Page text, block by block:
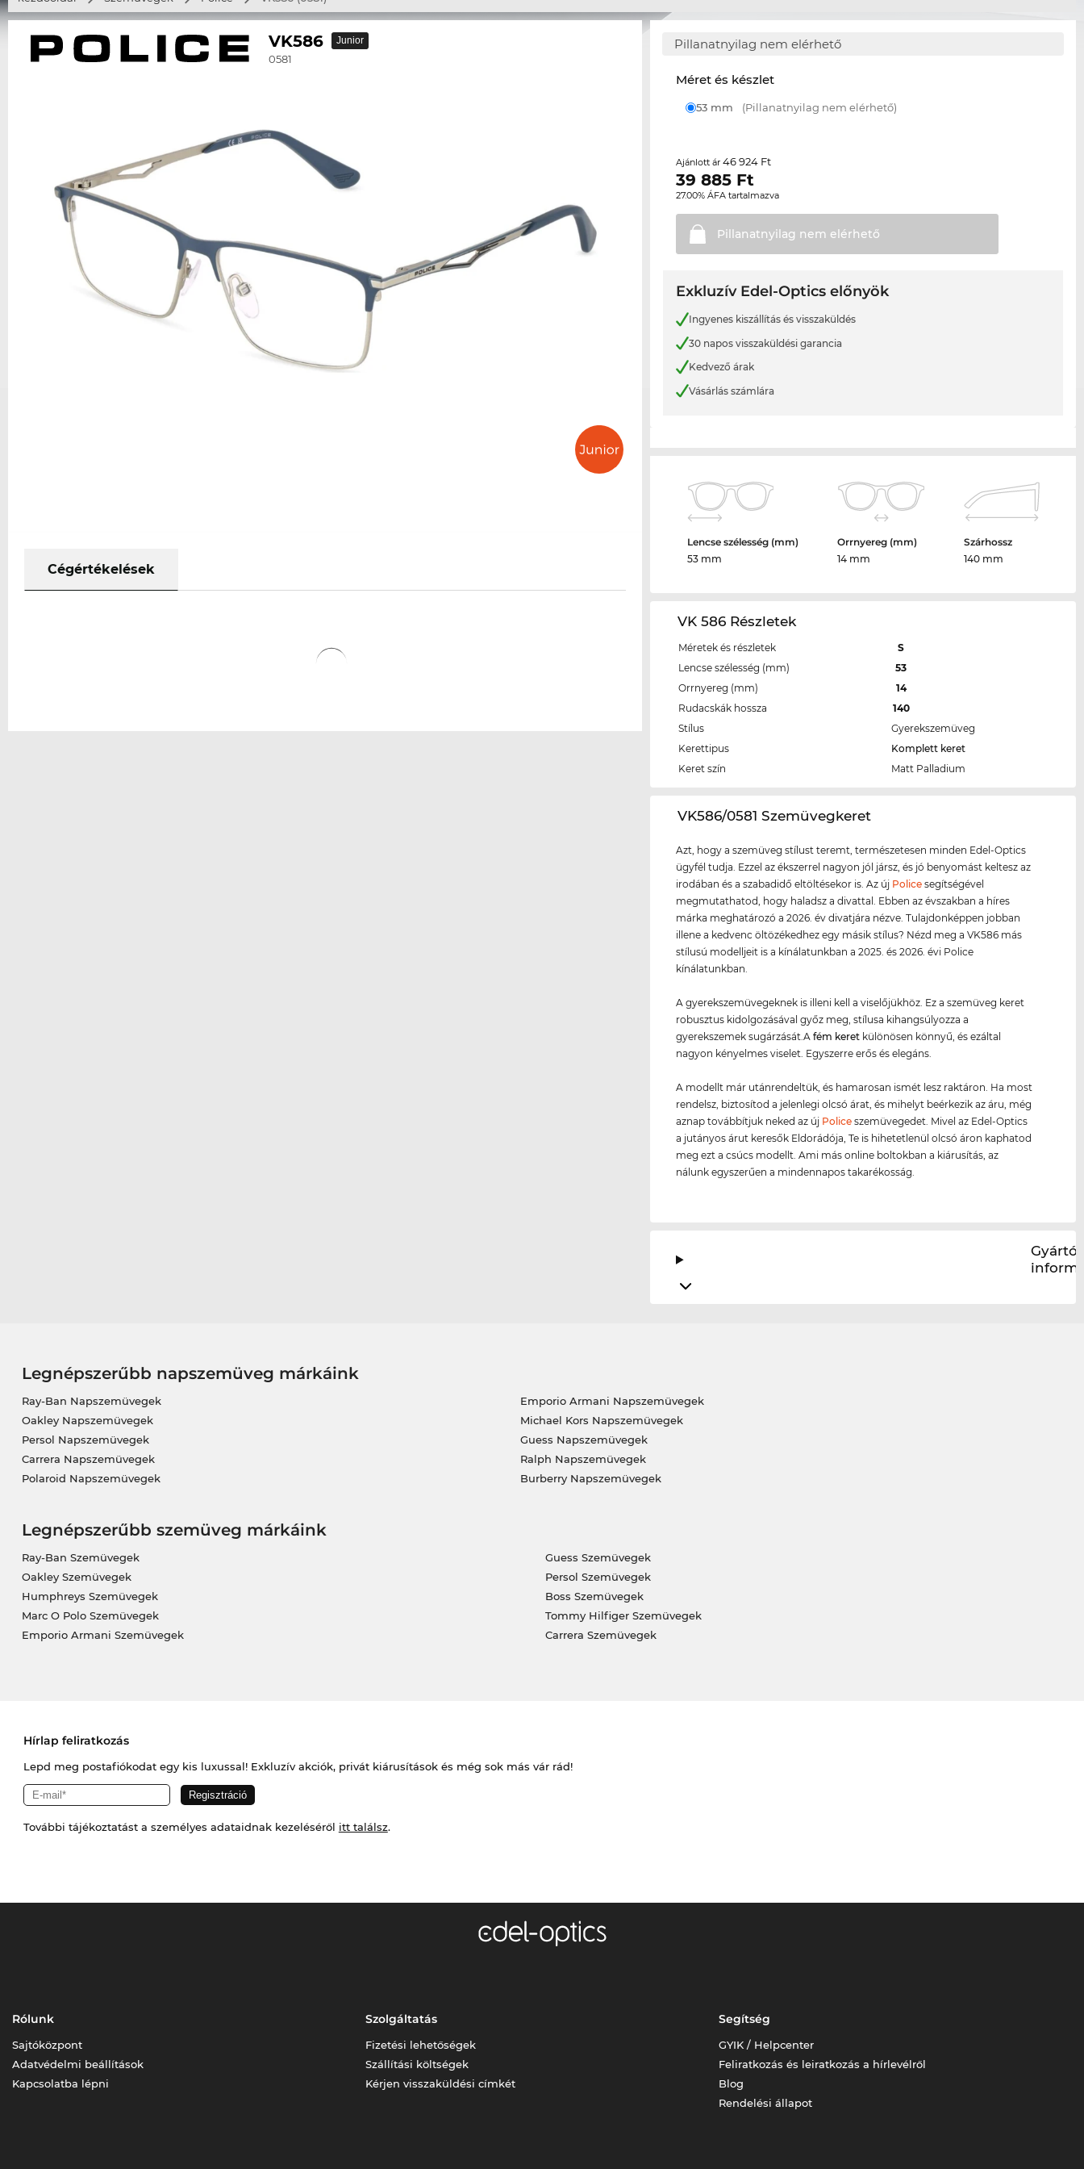
VK586
0581
Junior
Cégértékelések
Pillanatnyilag nem elérhető
Méret és készlet
53 mm (Pillanatnyilag nem elérhető)
Ajánlott ár46 924 Ft
39 885 Ft
27.00% ÁFA tartalmazva
Pillanatnyilag nem elérhető
Exkluzív Edel-Optics előnyök
Ingyenes kiszállítás és visszaküldés
30 napos visszaküldési garancia
Kedvező árak
Vásárlás számlára
Lencse szélesség (mm)
53 mm
Orrnyereg (mm)
14 mm
Szárhossz
140 mm
VK 586 Részletek
Méretek és részletek
S
Lencse szélesség (mm)
53
Orrnyereg (mm)
14
Rudacskák hossza
140
Stílus
Gyerekszemüveg
Kerettipus
Komplett keret
Keret szín
Matt Palladium
‌VK586/0581 Szemüvegkeret
Azt, hogy a szemüveg stílust teremt, természetesen minden Edel-Optics
ügyfél tudja. Ezzel az ékszerrel nagyon jól jársz, és jó benyomást keltesz az
irodában és a szabadidő eltöltésekor is. Az új Police segítségével
megmutathatod, hogy haladsz a divattal. Ebben az évszakban a híres
márka meghatározó a 2026. év divatjára nézve. Tulajdonképpen jobban
illene a kedvenc öltözékedhez egy másik stílus? Nézd meg a VK586 más
stílusú modelljeit is a kínálatunkban a 2025. és 2026. évi Police
kínálatunkban.
A gyerekszemüvegeknek is illeni kell a viselőjükhöz. Ez a szemüveg keret
robusztus kidolgozásával győz meg, stílusa kihangsúlyozza a
gyerekszemek sugárzását.Afém keret különösen könnyű, és ezáltal
nagyon kényelmes viselet. Egyszerre erős és elegáns.
A modellt már utánrendeltük, és hamarosan ismét lesz raktáron. Ha most
rendelsz, biztosítod a jelenlegi olcsó árat, és mihelyt beérkezik az áru, még
aznap továbbítjuk neked az új Police szemüvegedet. Mivel az Edel-Optics
a jutányos árut keresők Eldorádója, Te is hihetetlenül olcsó áron kaphatod
meg ezt a csúcs modellt. Ami más online boltokban a kiárusítás, az
nálunk egyszerűen a mindennapos takarékosság.
Gyártói
Legnépszerűbb napszemüveg márkáink
Ray-Ban Napszemüvegek
Oakley Napszemüvegek
Persol Napszemüvegek
Carrera Napszemüvegek
Polaroid Napszemüvegek
Emporio Armani Napszemüvegek
Michael Kors Napszemüvegek
Guess Napszemüvegek
Ralph Napszemüvegek
Burberry Napszemüvegek
Legnépszerűbb szemüveg márkáink
Ray-Ban Szemüvegek
Oakley Szemüvegek
Humphreys Szemüvegek
Marc O Polo Szemüvegek
Emporio Armani Szemüvegek
Guess Szemüvegek
Persol Szemüvegek
Boss Szemüvegek
Tommy Hilfiger Szemüvegek
Carrera Szemüvegek
Hírlap feliratkozás
Lepd meg postafiókodat egy kis luxussal! Exkluzív akciók, privát kiárusítások és még sok más vár rád!
További tájékoztatást a személyes adataidnak kezeléséről itt találsz.
Rólunk
Sajtóközpont
Adatvédelmi beállítások
Kapcsolatba lépni
Szolgáltatás
Fizetési lehetőségek
Szállítási költségek
Kérjen visszaküldési címkét
Segítség
GYIK / Helpcenter
Feliratkozás és leiratkozás a hírlevélről
Blog
Rendelési állapot